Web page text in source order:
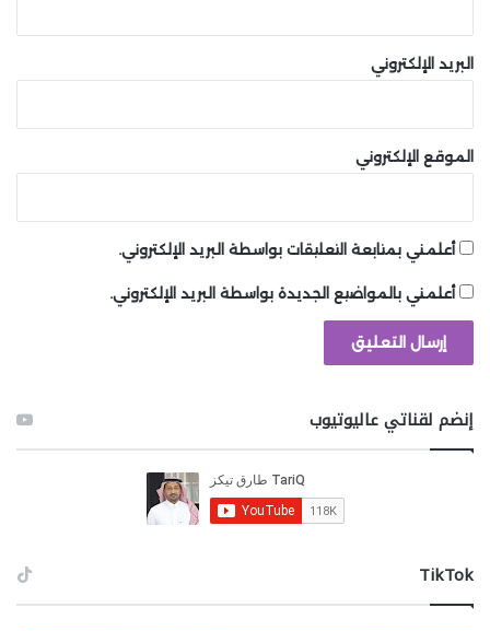
البريد الإلكتروني
الموقع الإلكتروني
أعلمني بمتابعة التعليقات بواسطة البريد الإلكتروني.
أعلمني بالمواضيع الجديدة بواسطة البريد الإلكتروني.
إنضم لقناتي عاليوتيوب
‫TikTok